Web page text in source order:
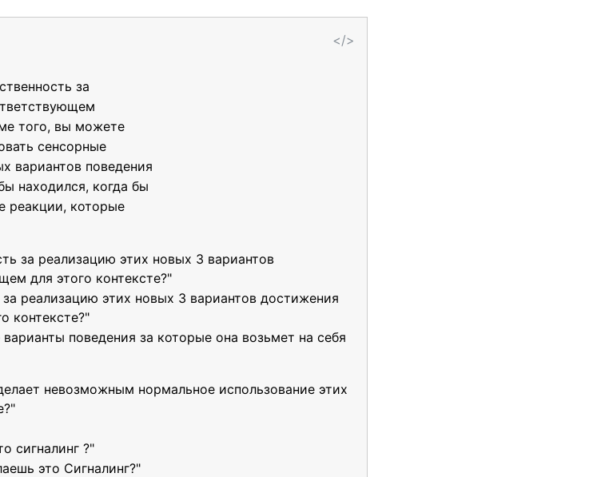
</>
за
того, вы можете
сенсорные
вариантов поведения
находился, когда бы
реакции, которые
за реализацию этих новых 3 вариантов
для этого контексте?"
реализацию этих новых 3 вариантов достижения
контексте?"
поведения за которые она возьмет на себя
невозможным нормальное использование этих
сигналинг ?"
это Сигналинг?"